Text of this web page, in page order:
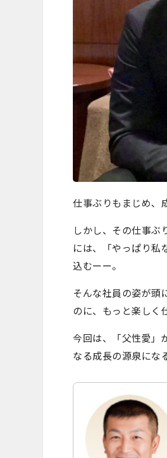
仕事ぶりもまじめ、
しかし、その仕事ぶ
には、「やっぱり私
込むーー。
そんな社員の姿が頭
のに、もっと楽しく
今回は、「父性愛」
なる成長の源泉にな